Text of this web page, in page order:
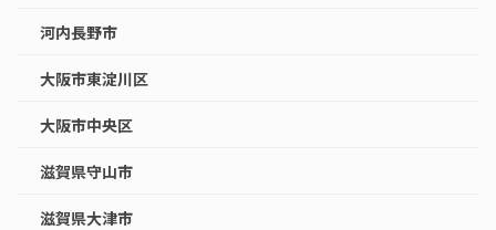
河内長野市
大阪市東淀川区
大阪市中央区
滋賀県守山市
滋賀県大津市